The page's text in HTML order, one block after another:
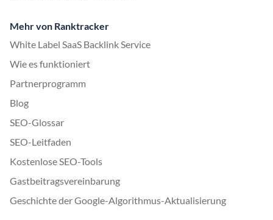
Mehr von Ranktracker
White Label SaaS Backlink Service
Wie es funktioniert
Partnerprogramm
Blog
SEO-Glossar
SEO-Leitfaden
Kostenlose SEO-Tools
Gastbeitragsvereinbarung
Geschichte der Google-Algorithmus-Aktualisierung